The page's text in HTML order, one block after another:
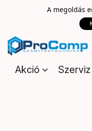
A megoldás
Akció